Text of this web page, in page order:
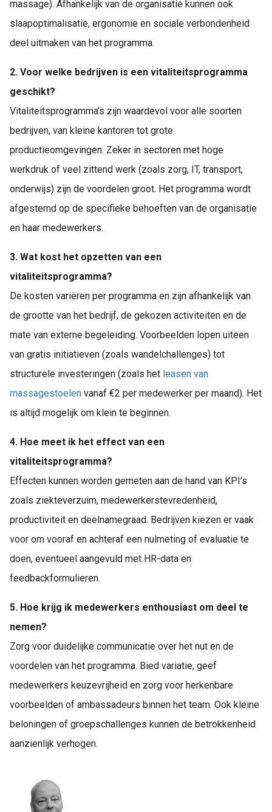
massage). Afhankelijk van de organisatie kunnen ook
slaapoptimalisatie, ergonomie en sociale verbondenheid
deel uitmaken van het programma.
2. Voor welke bedrijven is een vitaliteitsprogramma
geschikt?
Vitaliteitsprogramma’s zijn waardevol voor alle soorten
bedrijven, van kleine kantoren tot grote
productieomgevingen. Zeker in sectoren met hoge
werkdruk of veel zittend werk (zoals zorg, IT, transport,
onderwijs) zijn de voordelen groot. Het programma wordt
afgestemd op de specifieke behoeften van de organisatie
en haar medewerkers.
3. Wat kost het opzetten van een
vitaliteitsprogramma?
De kosten variëren per programma en zijn afhankelijk van
de grootte van het bedrijf, de gekozen activiteiten en de
mate van externe begeleiding. Voorbeelden lopen uiteen
van gratis initiatieven (zoals wandelchallenges) tot
structurele investeringen (zoals het leasen van
massagestoelen vanaf €2 per medewerker per maand). Het
is altijd mogelijk om klein te beginnen.
4. Hoe meet ik het effect van een
vitaliteitsprogramma?
Effecten kunnen worden gemeten aan de hand van KPI’s
zoals ziekteverzuim, medewerkerstevredenheid,
productiviteit en deelnamegraad. Bedrijven kiezen er vaak
voor om vooraf en achteraf een nulmeting of evaluatie te
doen, eventueel aangevuld met HR-data en
feedbackformulieren.
5. Hoe krijg ik medewerkers enthousiast om deel te
nemen?
Zorg voor duidelijke communicatie over het nut en de
voordelen van het programma. Bied variatie, geef
medewerkers keuzevrijheid en zorg voor herkenbare
voorbeelden of ambassadeurs binnen het team. Ook kleine
beloningen of groepschallenges kunnen de betrokkenheid
aanzienlijk verhogen.